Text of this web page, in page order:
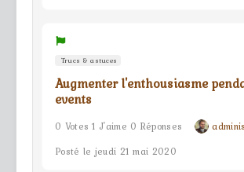
Trucs & astuces
Augmenter l'enthousiasme
events
0 Votes 1 J'aime 0 Réponses
Posté le jeudi 21 mai 2020